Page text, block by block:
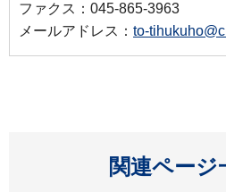
ファクス：045-865-3963
メールアドレス： to-
関連ページ
開